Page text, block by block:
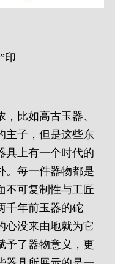
印
比如高古玉器、
主子，但是这些东
具上有一个时代的
。每一件器物都是
不可复制性与工匠
千年前玉器的砣
心没来由地就为它
予了器物意义，更